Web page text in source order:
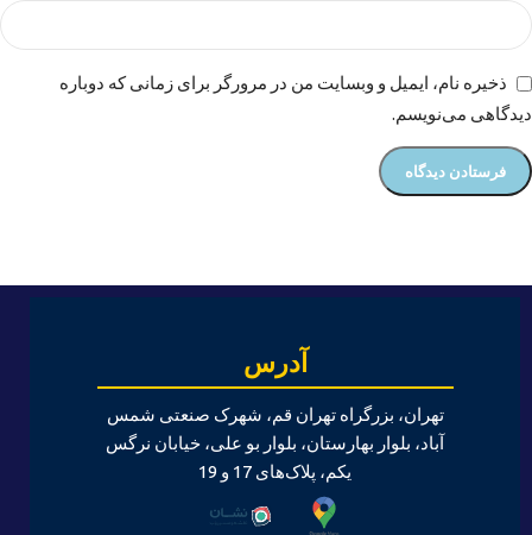
ذخیره نام، ایمیل و وبسایت من در مرورگر برای زمانی که دوباره
دیدگاهی می‌نویسم.
آدرس
تهران، بزرگراه تهران قم، شهرک صنعتی شمس
آباد، بلوار بهارستان، بلوار بو علی، خیابان نرگس
یکم، پلاک‌های 17 و 19